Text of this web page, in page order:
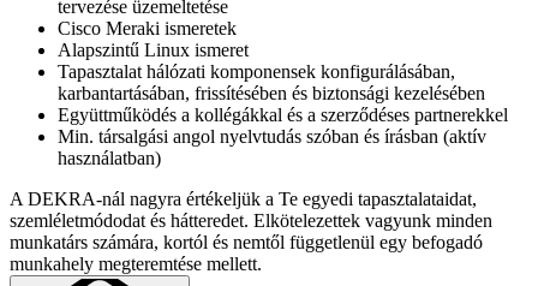
tervezése üzemeltetése
Cisco Meraki ismeretek
Alapszintű Linux ismeret
Tapasztalat hálózati komponensek konfigurálásában,
karbantartásában, frissítésében és biztonsági kezelésében
Együttműködés a kollégákkal és a szerződéses partnerekkel
Min. társalgási angol nyelvtudás szóban és írásban (aktív
használatban)
A DEKRA-nál nagyra értékeljük a Te egyedi tapasztalataidat,
szemléletmódodat és hátteredet. Elkötelezettek vagyunk minden
munkatárs számára, kortól és nemtől függetlenül egy befogadó
munkahely megteremtése mellett.